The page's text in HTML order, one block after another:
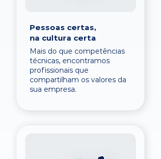
Pessoas certas,
na cultura certa
Mais do que competências
técnicas, encontramos
profissionais que
compartilham os valores da
sua empresa.